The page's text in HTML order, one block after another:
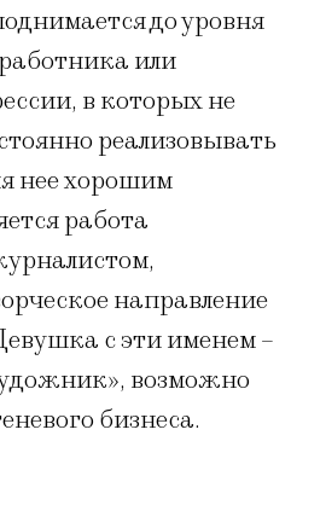
до уровня
или
в которых не
реализовывать
нее хорошим
работа
направление
с эти именем –
возможно
бизнеса.